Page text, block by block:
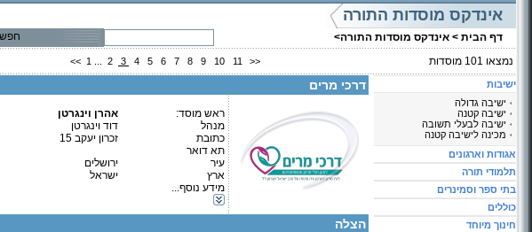
אינדקס מוסדות התורה
דף הבית > אינדקס מוסדות התורה>
חפש
נמצאו 101 מוסדות << 1 2 3 4 5 6 7 8 9 10 11 >>
דרכי מרים
ראש מוסד:
אהרן וינגרטן
מנהל
דוד וינגרטן
כתובת
זכרון יעקב 15
תא דואר
עיר
ירושלים
ארץ
ישראל
מידע נוסף...
פרטים נוספים:
טלפון 1:
טלפון 2:
פקס
קטגוריות:
הצלה
טלפון 1:
טלפון 2:
ישיבות
ישיבה גדולה
ישיבה קטנה
ישיבה לבעלי תשובה
מכינה לישיבה קטנה
אגודות וארגונים
תלמודי תורה
בתי ספר וסמינרים
כוללים
חינוך מיוחד